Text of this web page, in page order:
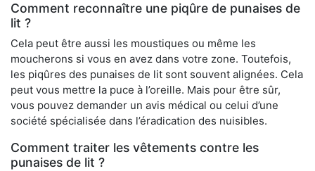
Comment reconnaître une piqûre de punaises de
lit ?
Cela peut être aussi les moustiques ou même les
moucherons si vous en avez dans votre zone. Toutefois,
les piqûres des punaises de lit sont souvent alignées. Cela
peut vous mettre la puce à l’oreille. Mais pour être sûr,
vous pouvez demander un avis médical ou celui d’une
société spécialisée dans l’éradication des nuisibles.
Comment traiter les vêtements contre les
punaises de lit ?